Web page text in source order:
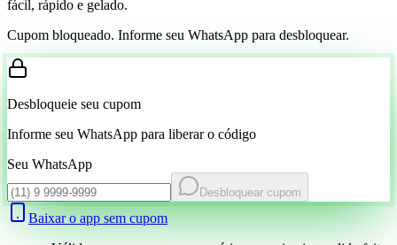
fácil, rápido e gelado.
Cupom bloqueado. Informe seu WhatsApp para desbloquear.
Desbloqueie seu cupom
Informe seu WhatsApp para liberar o código
Seu WhatsApp
Desbloquear cupom
Baixar o app sem cupom